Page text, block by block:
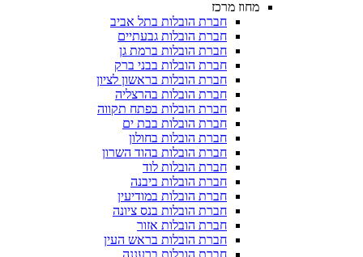
חברת הובלות בתל אביב
חברת הובלות גבעתיים
חברת הובלות ברמת גן
חברת הובלות בבני ברק
חברת הובלות בראשון לציון
חברת הובלות בהרצליה
חברת הובלות בפתח תקווה
חברת הובלות בבת ים
חברת הובלות בחולון
חברת הובלות בהוד השרון
חברת הובלות ביבנה
חברת הובלות במודיעין
חברת הובלות בנס ציונה
חברת הובלות אזור
חברת הובלות בראש העין
חברת הובלות ברעננה